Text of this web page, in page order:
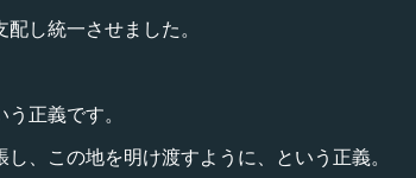
し統一させました。
正義です。
、この地を明け渡すように、という正義。